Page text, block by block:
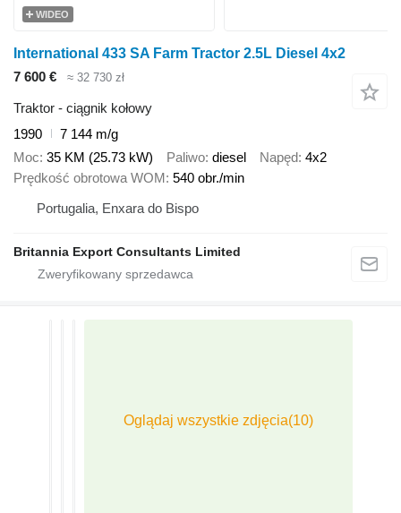
WIDEO
International 433 SA Farm Tractor 2.5L Diesel 4x2
7 600 €
≈ 32 730 zł
Traktor - ciągnik kołowy
1990
7 144 m/g
Moc 35 KM (25.73 kW) Paliwo diesel Napęd 4x2
Prędkość obrotowa WOM 540 obr./min
Portugalia, Enxara do Bispo
Britannia Export Consultants Limited